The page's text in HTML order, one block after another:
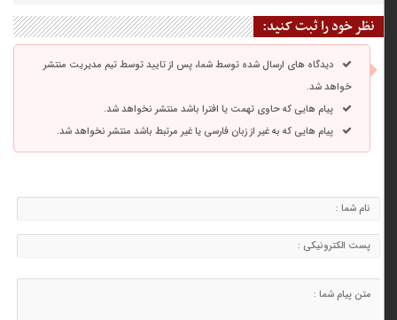
نظر خود را ثبت کنید:
دیدگاه های ارسال شده توسط شما، پس از تایید توسط تیم مدیریت منتشر
خواهد شد.
پیام هایی که حاوی تهمت یا افترا باشد منتشر نخواهد شد.
پیام هایی که به غیر از زبان فارسی یا غیر مرتبط باشد منتشر نخواهد شد.